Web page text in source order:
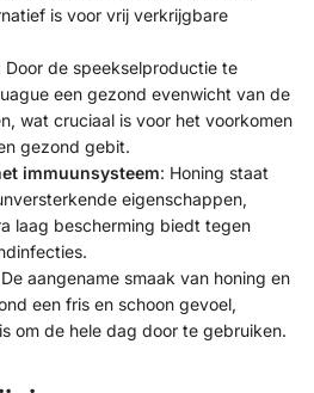
is voor vrij verkrijgbare
Door de speekselproductie te
een gezond evenwicht van de
wat cruciaal is voor het voorkomen
gezond gebit.
immuunsysteem: Honing staat
eigenschappen,
laag bescherming biedt tegen
aangename smaak van honing en
een fris en schoon gevoel,
om de hele dag door te gebruiken.